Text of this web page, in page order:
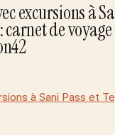
excursions à
carnet de
à Sani Pass et